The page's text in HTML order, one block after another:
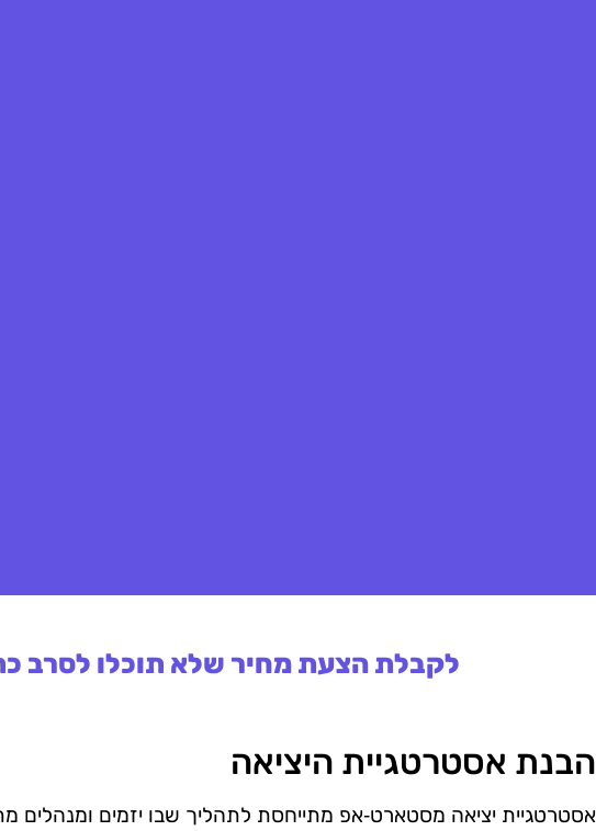
לקבלת הצעת מחיר שלא תוכלו לסרב
הבנת אסטרטגיית היציאה
אסטרטגיית יציאה מסטארט‑אפ מתייחסת לתהליך שבו יזמים ומנהלים